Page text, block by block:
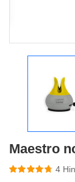
Maestro
4